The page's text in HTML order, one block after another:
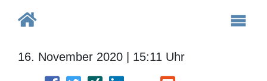
16. November 2020 | 15:11 Uhr